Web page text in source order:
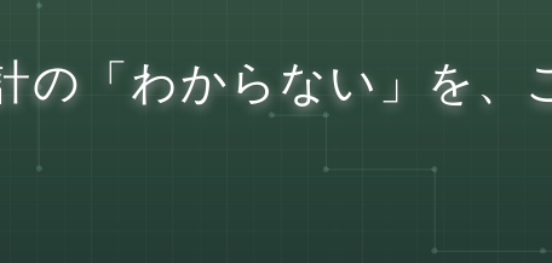
の「わからない」を、